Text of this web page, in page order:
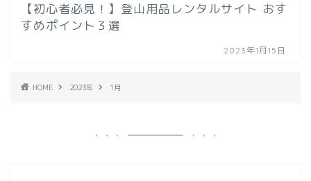
【初心者必見！】登山用品レンタルサイト おす
すめポイント３選
2023年1月15日
HOME 2023年 1月